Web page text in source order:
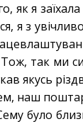
як я
я з
Тож, так ми
якусь
поштар.
було